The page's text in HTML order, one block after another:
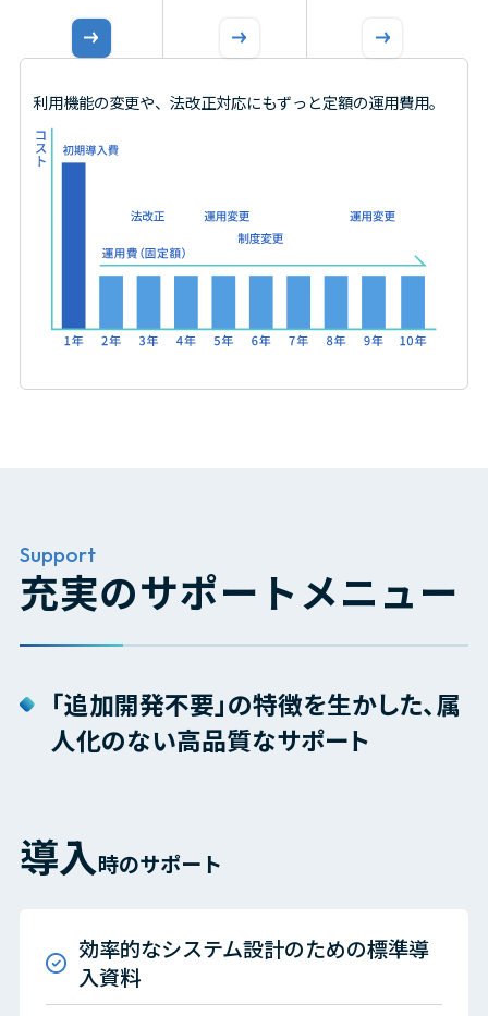
雇用契約手続きのWeb化
利用機能の変更や、法改正対応にもずっと定額の運用費用。
Support
充実のサポートメニュー
「追加開発不要」の特徴を生かした、属
人化のない高品質なサポート
導入時のサポート
効率的なシステム設計のための標準導
入資料